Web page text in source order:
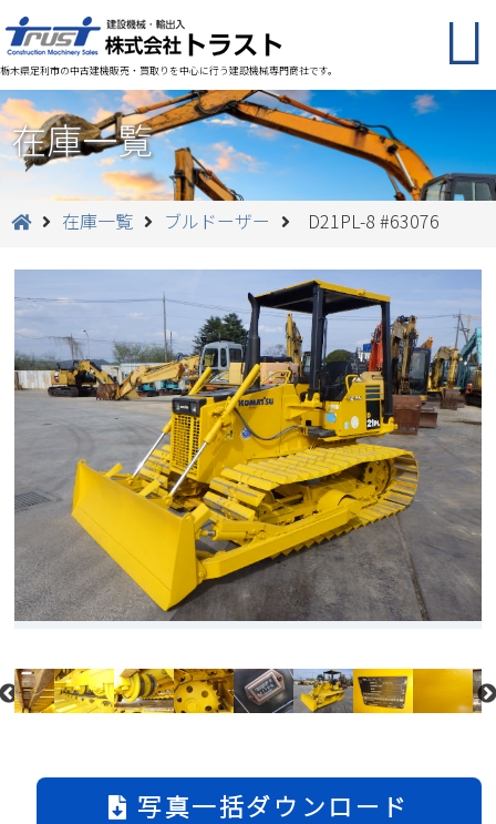
栃木県足利市の中古建機販売・買取りを中心に行う建設機械専門商社です。
在庫一覧
在庫一覧 ブルドーザー D21PL-8 #63076
写真一括ダウンロード